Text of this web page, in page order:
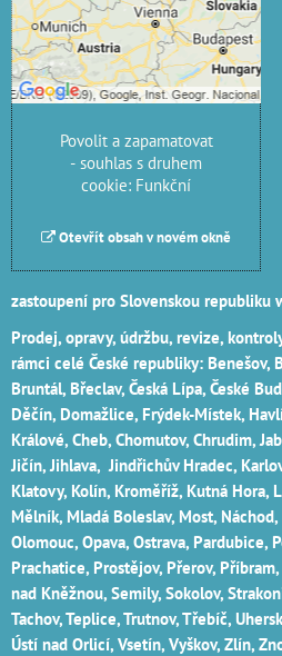
Přejete si načíst externí
obsah?
Povolit jednou
Povolit a zapamatovat
- souhlas s druhem
cookie: Funkční
Otevřít obsah v novém okně
zastoupení pro Slovenskou republiku
Prodej, opravy, údržbu, revize,
rámci celé České republiky: Benešov,
Bruntál, Břeclav, Česká Lípa‎, České
Děčín‎, Domažlice‎, Frýdek-Místek‎,
Králové‎, Cheb‎, Chomutov‎, Chrudim‎,
Jičín‎, Jihlava, Jindřichův Hradec‎,
Klatovy‎, Kolín‎, Kroměříž‎, Kutná Hora‎,
Mělník‎, Mladá Boleslav‎, Most‎,
Olomouc‎, Opava, Ostrava‎, Pardubice‎,
Prachatice‎, Prostějov‎, Přerov‎,
nad Kněžnou, Semily‎, Sokolov‎,
Tachov, Teplice, Trutnov‎, Třebíč,
Ústí nad Orlicí‎, Vsetín, Vyškov, Zlín,